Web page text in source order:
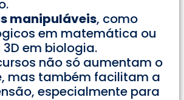
manipuláveis, como
em matemática ou
em biologia.
não só aumentam o
mas também facilitam a
especialmente para